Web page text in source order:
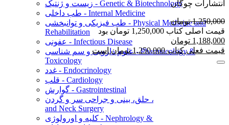
زیست و ژنتیک - Genetic & Biotechnology
طب داخلی - Internal Medicine
طب فیزیکی و توانبخشی - Physical Medicine and
Rehabilitation
عفونی - Infectious Disease
علوم دارویی و سم شناسی - Pharmacology &
Toxicology
غدد - Endocrinology
قلب - Cardiology
گوارش - Gastrointestinal
گوش، حلق، بینی و جراحی سر و گردن - ENT & Head
and Neck Surgery
کلیه و اورولوژی - Nephrology & Urology
انتشارات چوگان
1,250,000 تومان
قیمت اصلی کتاب 1,250,000 تومان بود
1,188,000 تومان
قیمت فعلی کتاب 1,250,000 تومان است